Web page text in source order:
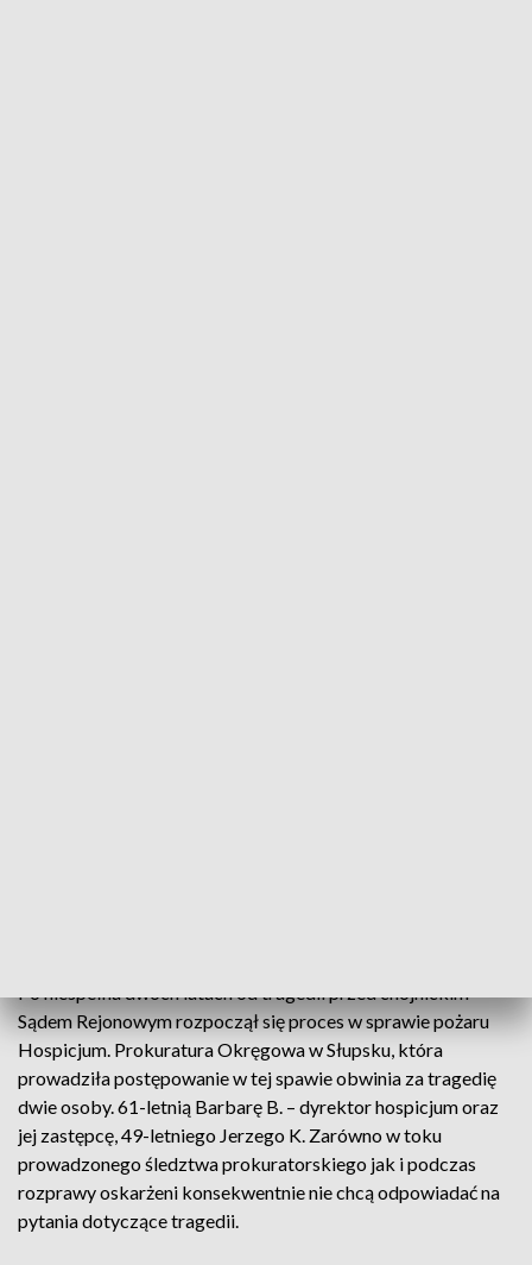
Po niespełna dwóch latach od tragedii przed chojnickim
Sądem Rejonowym rozpoczął się proces w sprawie pożaru
Hospicjum. Prokuratura Okręgowa w Słupsku, która
prowadziła postępowanie w tej spawie obwinia za tragedię
dwie osoby. 61-letnią Barbarę B. – dyrektor hospicjum oraz
jej zastępcę, 49-letniego Jerzego K. Zarówno w toku
prowadzonego śledztwa prokuratorskiego jak i podczas
rozprawy oskarżeni konsekwentnie nie chcą odpowiadać na
pytania dotyczące tragedii.